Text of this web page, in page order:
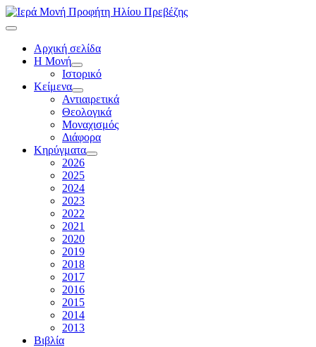
Αρχική σελίδα
Η Μονή
Ιστορικό
Κείμενα
Αντιαιρετικά
Θεολογικά
Μοναχισμός
Διάφορα
Κηρύγματα
2026
2025
2024
2023
2022
2021
2020
2019
2018
2017
2016
2015
2014
2013
Βιβλία